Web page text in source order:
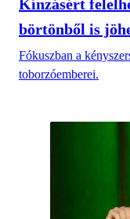
Kínzásért
börtönből is
Fókuszban a
toborzóemberei.